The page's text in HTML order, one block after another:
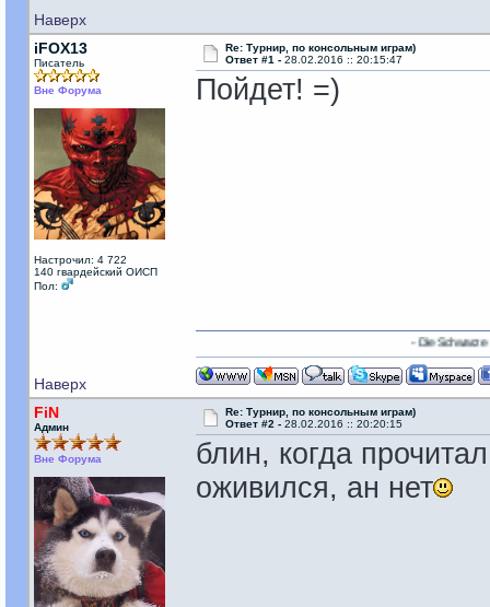
Наверх
iFOX13
Писатель
Вне Форума
Настрочил: 4 722
140 гвардейский ОИСП
Пол:
Re: Турнир, по консольным играм)
Ответ #1 - 28.02.2016 :: 20:15:47
Пойдет! =)
Наверх
- Die Schwarze 13 -
FiN
Админ
Вне Форума
Re: Турнир, по консольным играм)
Ответ #2 - 28.02.2016 :: 20:20:15
блин, когда
оживился, ан нет